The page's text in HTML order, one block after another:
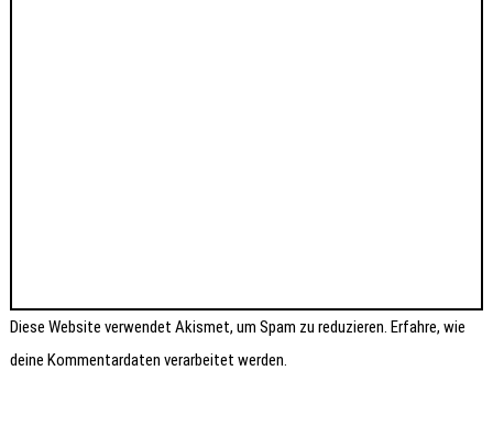
Diese Website verwendet Akismet, um Spam zu reduzieren.Erfahre, wie
deine Kommentardaten verarbeitet werden.